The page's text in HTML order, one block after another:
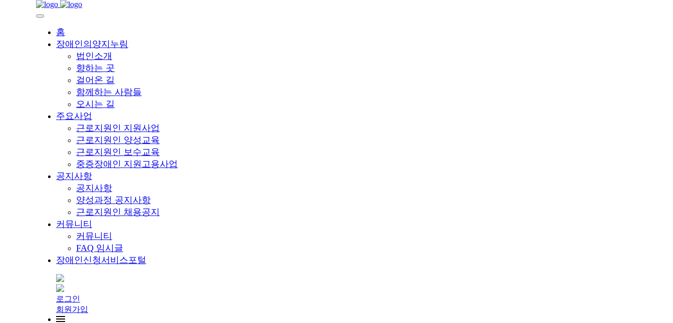
홈
장애인의양지누림
법인소개
향하는 곳
걸어온 길
함께하는 사람들
오시는 길
주요사업
근로지원인 지원사업
근로지원인 양성교육
근로지원인 보수교육
중증장애인 지원고용사업
공지사항
공지사항
양성과정 공지사항
근로지원인 채용공지
커뮤니티
커뮤니티
FAQ 임시글
장애인신청서비스포털
로그인
회원가입